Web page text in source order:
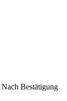
Nach Bestätigung